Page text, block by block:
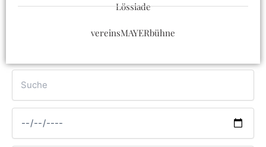
Lössiade
vereinsMAYERbühne
Suche
Von
Bis
Ort
oder
PLZ
Kategorie